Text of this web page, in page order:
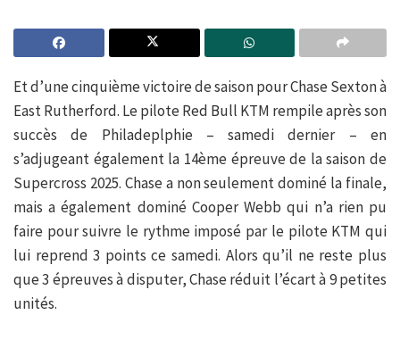
Et d’une cinquième victoire de saison pour Chase Sexton à
East Rutherford. Le pilote Red Bull KTM rempile après son
succès de Philadeplphie – samedi dernier – en
s’adjugeant également la 14ème épreuve de la saison de
Supercross 2025. Chase a non seulement dominé la finale,
mais a également dominé Cooper Webb qui n’a rien pu
faire pour suivre le rythme imposé par le pilote KTM qui
lui reprend 3 points ce samedi. Alors qu’il ne reste plus
que 3 épreuves à disputer, Chase réduit l’écart à 9 petites
unités.